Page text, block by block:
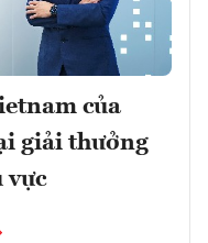
của
giải thưởng
vực